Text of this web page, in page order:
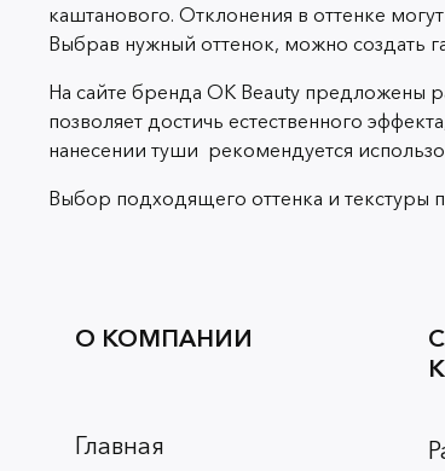
каштанового. Отклонения в оттенке
Выбрав нужный оттенок, можно создать
На сайте бренда OK Beauty предложены
позволяет достичь естественного
нанесении туши рекомендуется
Выбор подходящего оттенка и текстуры
О КОМПАНИИ
Главная